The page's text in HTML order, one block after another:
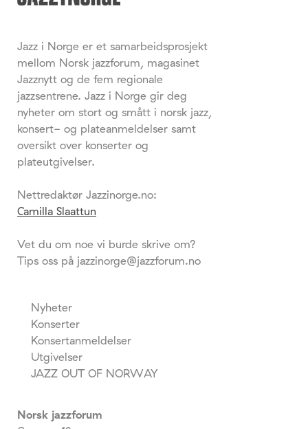
Jazz i Norge er et samarbeidsprosjekt
mellom Norsk jazzforum, magasinet
Jazznytt og de fem regionale
jazzsentrene. Jazz i Norge gir deg
nyheter om stort og smått i norsk jazz,
konsert- og plateanmeldelser samt
oversikt over konserter og
plateutgivelser.
Nettredaktør Jazzinorge.no:
Camilla Slaattun
Vet du om noe vi burde skrive om?
Tips oss på jazzinorge@jazzforum.no
Nyheter
Konserter
Konsertanmeldelser
Utgivelser
JAZZ OUT OF NORWAY
Norsk jazzforum